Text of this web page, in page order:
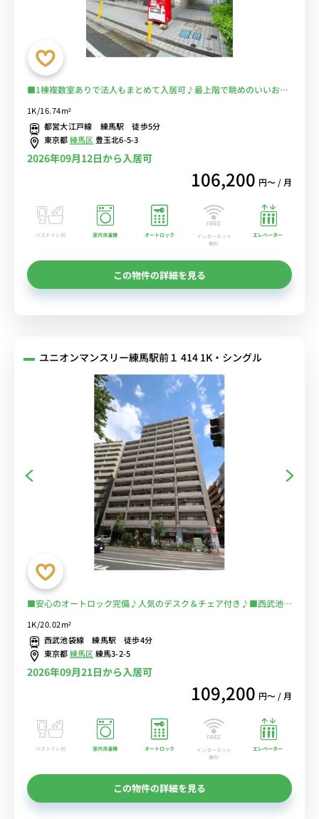
■1棟複数室ありで法人もまとめて入居可♪最上階で眺めのいいお部
大江戸線「練馬駅」徒歩5分/池袋線、豊島線、有楽町線など多数の路
線の利用が可能■選べるWi-Fi格安レンタル中！
1K/16.74m²
都営大江戸線 練馬駅 徒歩5分
東京都練馬区豊玉北6-5-3
2026年09月12日から入居可
106,200 円〜 / 月
バストイレ別 室内洗濯機 オートロック
インターネット
無料
エレベーター
この物件の詳細を見る
ユニオンマンスリー練馬駅前１ 414 1K・シングル
■安心のオートロック完備♪人気のデスク＆チェア付き♪■西武池袋
短縮して安心電車通勤/駅前スーパーで買い物して自炊OK！■選べる
Wi-Fi格安レンタル中！
1K/20.02m²
西武池袋線 練馬駅 徒歩4分
東京都練馬区練馬3-2-5
2026年09月21日から入居可
109,200 円〜 / 月
バストイレ別 室内洗濯機 オートロック
インターネット
無料
エレベーター
この物件の詳細を見る